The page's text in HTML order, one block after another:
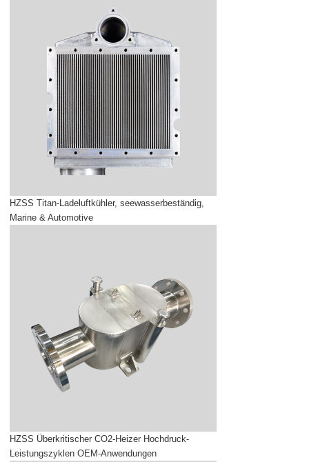
HZSS Titan-Ladeluftkühler, seewasserbeständig,
Marine & Automotive
HZSS Überkritischer CO2-Heizer Hochdruck-
Leistungszyklen OEM-Anwendungen